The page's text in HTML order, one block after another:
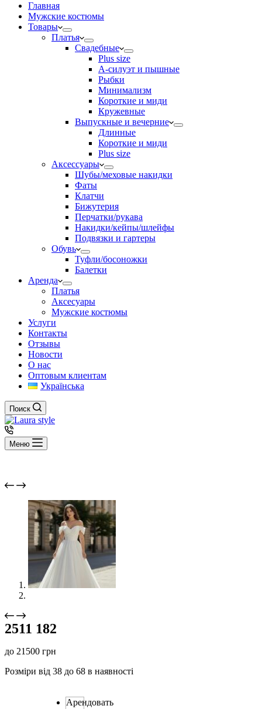
Главная
Мужские костюмы
Товары
Платья
Свадебные
Plus size
А-силуэт и пышные
Рыбки
Минимализм
Короткие и миди
Кружевные
Выпускные и вечерние
Длинные
Короткие и миди
Plus size
Аксессуары
Шубы/меховые накидки
Фаты
Клатчи
Бижутерия
Перчатки/рукава
Накидки/кейпы/шлейфы
Подвязки и гартеры
Обувь
Туфли/босоножки
Балетки
Аренда
Платья
Аксесуары
Мужские костюмы
Услуги
Контакты
Отзывы
Новости
О нас
Оптовым клиентам
Українська
Поиск
Меню
2511 182
до 21500 грн
Розміри від 38 до 68 в наявності
Арендовать